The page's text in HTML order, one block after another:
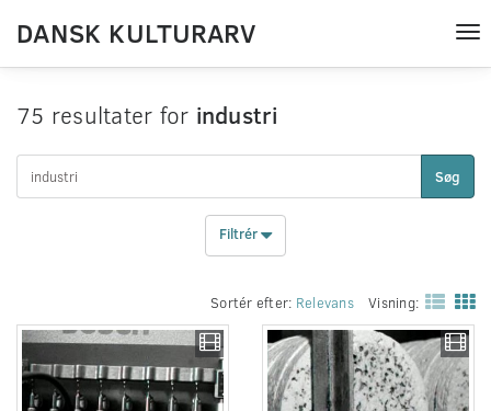
DANSK KULTURARV
75 resultater for industri
Søg
Filtrér
Sortér efter: Relevans Visning: